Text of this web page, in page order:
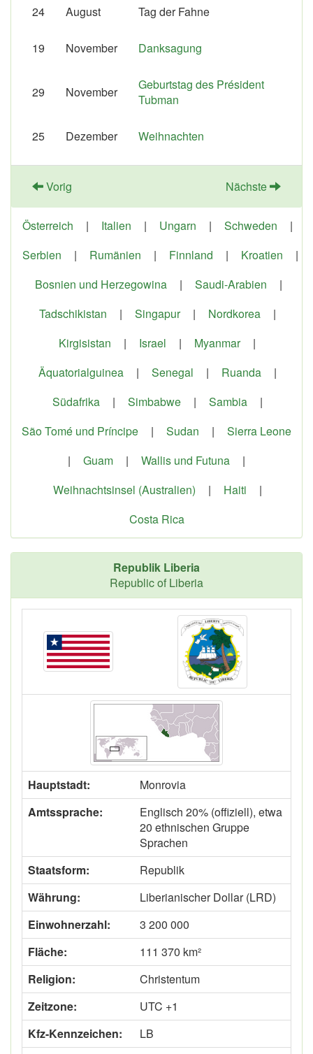
24 August Tag der Fahne
19 November Danksagung
29 November
Geburtstag des Président
Tubman
25 Dezember Weihnachten
Vorig Nächste
Österreich | Italien | Ungarn | Schweden
|
Serbien
| Rumänien | Finnland | Kroatien
|
Bosnien und Herzegowina
| Saudi-Arabien
|
Tadschikistan
| Singapur | Nordkorea
|
Kirgisistan
| Israel | Myanmar
|
Äquatorialguinea
| Senegal | Ruanda
|
Südafrika
| Simbabwe | Sambia
|
São Tomé und Príncipe
| Sudan |
Sierra Leone
|
Guam | Wallis und Futuna
|
Weihnachtsinsel (Australien)
| Haiti
|
Costa Rica
Republik Liberia
Republic of Liberia
Hauptstadt:
Monrovia
Amtssprache:
Englisch 20% (offiziell), etwa
20 ethnischen Gruppe
Sprachen
Staatsform:
Republik
Währung:
Liberianischer Dollar (LRD)
Einwohnerzahl:
3 200 000
Fläche:
111 370 km²
Religion:
Christentum
Zeitzone:
UTC +1
Kfz-Kennzeichen:
LB